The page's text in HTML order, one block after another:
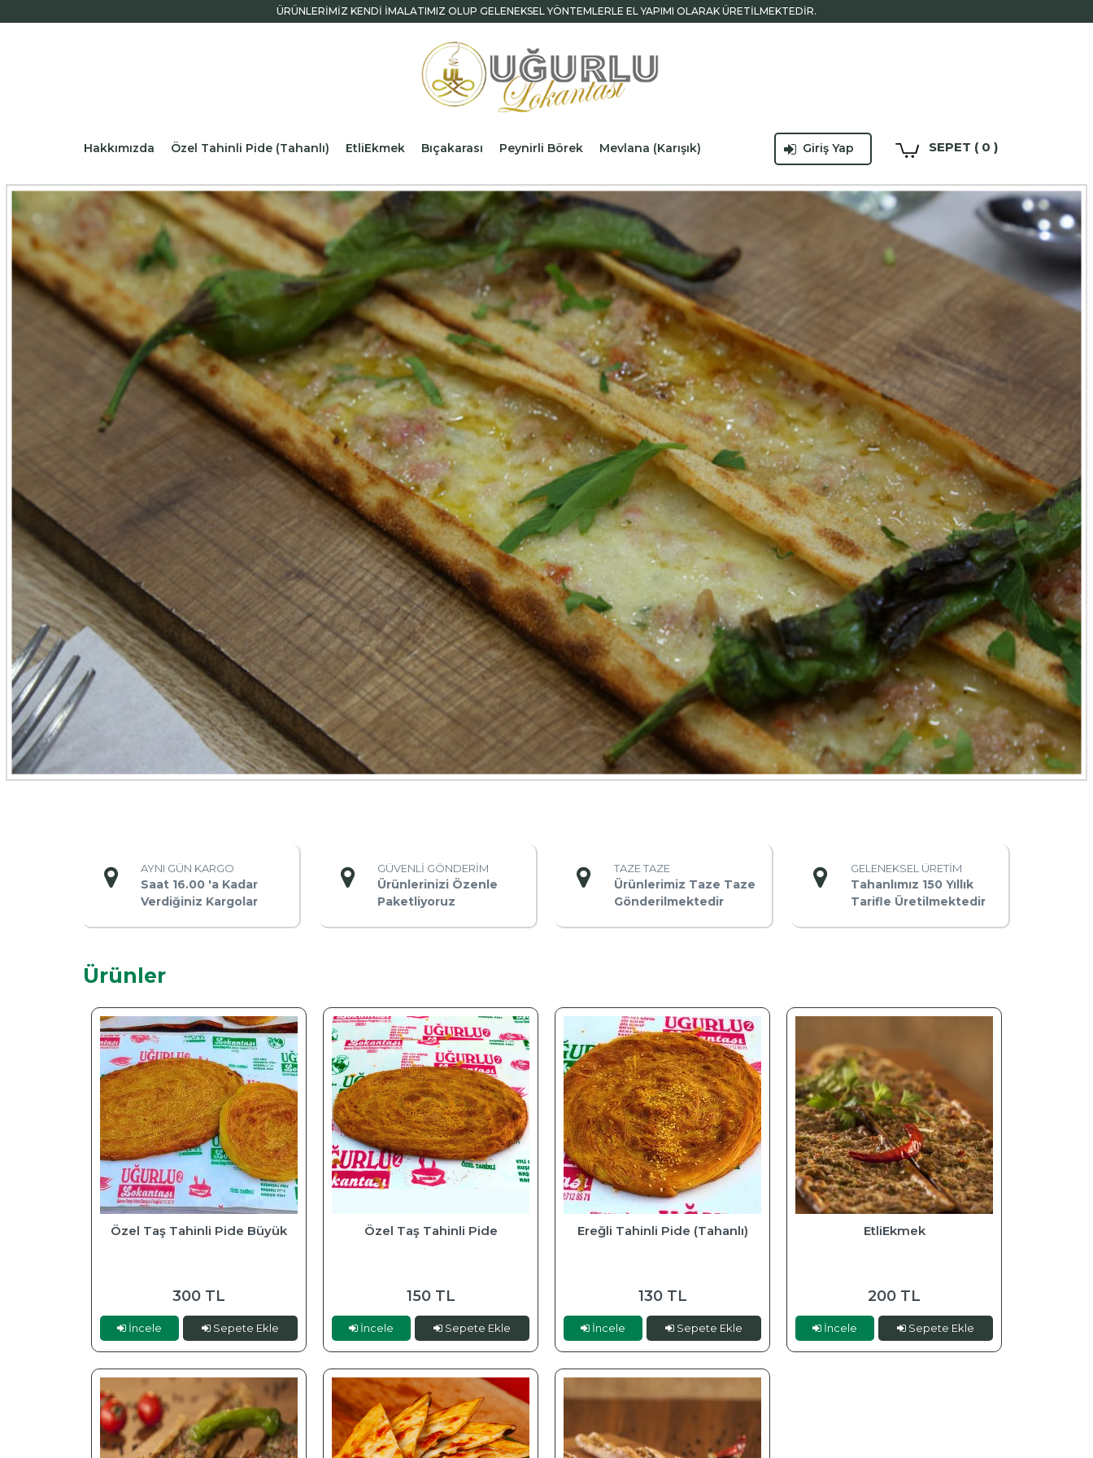
ÜRÜNLERİMİZ KENDİ İMALATIMIZ OLUP GELENEKSEL YÖNTEMLERLE EL YAPIMI OLARAK ÜRETİLMEKTEDİR.
Hakkımızda Özel Tahinli Pide (Tahanlı) EtliEkmek Bıçakarası Peynirli Börek Mevlana (Karışık)
İletişim
Giriş Yap SEPET ( 0 )
AYNI GÜN KARGO
Saat 16.00 'a Kadar
Verdiğiniz Kargolar
GÜVENLİ GÖNDERİM
Ürünlerinizi Özenle
Paketliyoruz
TAZE TAZE
Ürünlerimiz Taze Taze
Gönderilmektedir
GELENEKSEL ÜRETİM
Tahanlımız 150 Yıllık
Tarifle Üretilmektedir
Ürünler
Özel Taş Tahinli Pide Büyük
300 TL
İncele Sepete Ekle
Özel Taş Tahinli Pide
150 TL
İncele Sepete Ekle
Ereğli Tahinli Pide (Tahanlı)
130 TL
İncele Sepete Ekle
EtliEkmek
200 TL
İncele Sepete Ekle